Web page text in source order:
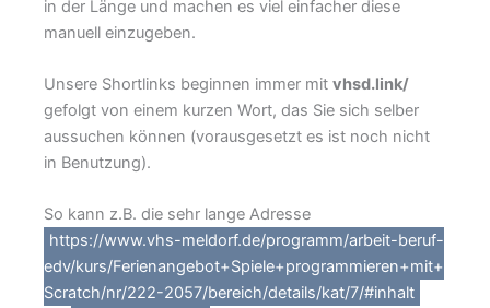
in der Länge und machen es viel einfacher diese
manuell einzugeben.
Unsere Shortlinks beginnen immer mit vhsd.link/
gefolgt von einem kurzen Wort, das Sie sich selber
aussuchen können (vorausgesetzt es ist noch nicht
in Benutzung).
So kann z.B. die sehr lange Adresse
https://www.vhs-meldorf.de/programm/arbeit-beruf-
edv/kurs/Ferienangebot+Spiele+programmieren+mit+
Scratch/nr/222-2057/bereich/details/kat/7/#inhalt